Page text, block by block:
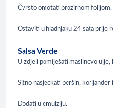
Čvrsto omotati prozirnom folijom.
Ostaviti u hladnjaku 24 sata prije
Salsa Verde
U zdjeli pomiješati maslinovo ulje,
Sitno nasjeckati peršin, korijander
Dodati u emulziju.